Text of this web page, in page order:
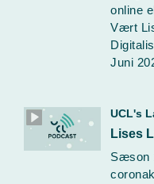
online
Vært
Juni
UCL's
Lises
Sæson